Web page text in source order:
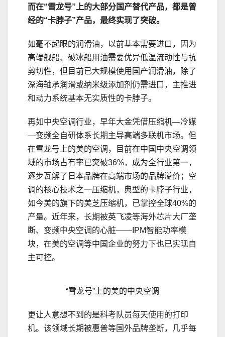
而在“雪龙号”上的大部分国产替代产品，都是曾
经的“卡脖子”产品，最终实现了突破。
如毫不起眼的润滑油，以前基本需要进口，因为
高端舰船、破冰船用油需要优异低温流动性与抗
剪切性，但目前已大规模使用国产润滑油，除了
深海轴承润滑或纳米级添加剂仍需进口，主推进
和动力系统基本无实质性的卡脖子。
再如中央空调行业，早年大金凭借压缩机—冷媒
—变频全自研体系长期主导高端多联机市场。但
在雪龙号上的美的空调，目前在中国中央空调领
域的市场占有率已突破36%，成为全行业第一，
逐步瓦解了日本品牌在高端市场的品牌溢价；空
调的核心技术之一压缩机，典型的卡脖子行业，
如今美的旗下的美芝压缩机，已掌控全球40%的
产量。近年来，长期被英飞凌等海外芯片大厂垄
断、变频中央空调的心脏——IPM智能功率模
块，在美的空调等中国企业的努力下也已实现自
主可控。
“雪龙号”上的美的中央空调
更让人意想不到的是科考队员每天使用的打印
机。该领域长期被惠普等国外品牌垄断，几乎每